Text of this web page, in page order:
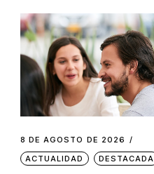
8 DE AGOSTO DE 2026
ACTUALIDAD
DESTACADA